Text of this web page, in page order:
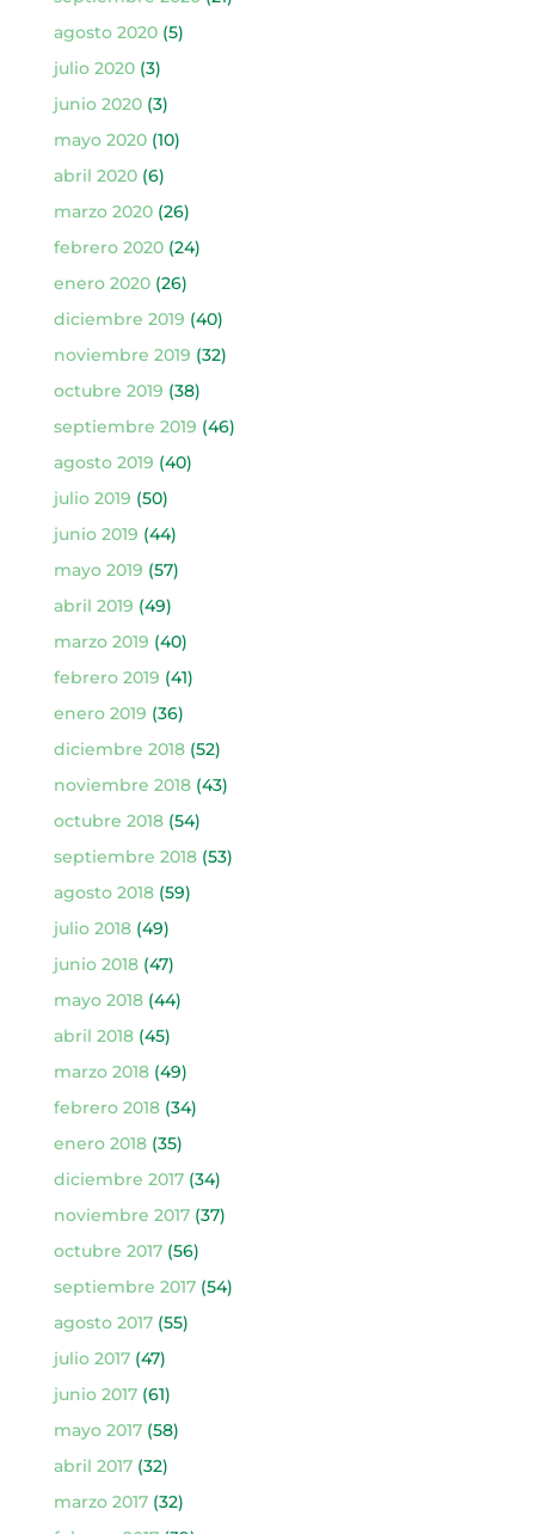
agosto 2020(5)
julio 2020(3)
junio 2020(3)
mayo 2020(10)
abril 2020(6)
marzo 2020(26)
febrero 2020(24)
enero 2020(26)
diciembre 2019 (40)
noviembre 2019 (32)
octubre 2019 (38)
septiembre 2019 (46)
agosto 2019 (40)
julio 2019 (50)
junio 2019 (44)
mayo 2019 (57)
abril 2019 (49)
marzo 2019 (40)
febrero 2019 (41)
enero 2019 (36)
diciembre 2018(52)
noviembre 2018(43)
octubre 2018(54)
septiembre 2018(53)
agosto 2018(59)
julio 2018(49)
junio 2018(47)
mayo 2018(44)
abril 2018(45)
marzo 2018(49)
febrero 2018(34)
enero 2018(35)
diciembre 2017(34)
noviembre 2017(37)
octubre 2017(56)
septiembre 2017(54)
agosto 2017(55)
julio 2017(47)
junio 2017(61)
mayo 2017(58)
abril 2017(32)
marzo 2017(32)